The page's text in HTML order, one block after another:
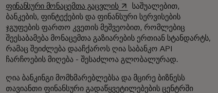
ფინანსური მონაცემთა გაცვლისopens in a new tab
საშუალებით,
ბანკების, ფინტექების და ფინანსური სერვისების
ჯგუფების ფართო კვეთის მეშვეობით, რომლებიც
შეესაბამება მონაცემთა გაზიარების ერთიან სტანდარტს,
რამაც შეიძლება დააჩქაროს ღია საბანკო API
ჩარჩოების მიღება - შესაძლოა გლობალურად.
ღია ბანკინგი მომხმარებლებსა და მცირე ბიზნესს
თავიანთი ფინანსური გადაწყვეტილებების ცენტრში